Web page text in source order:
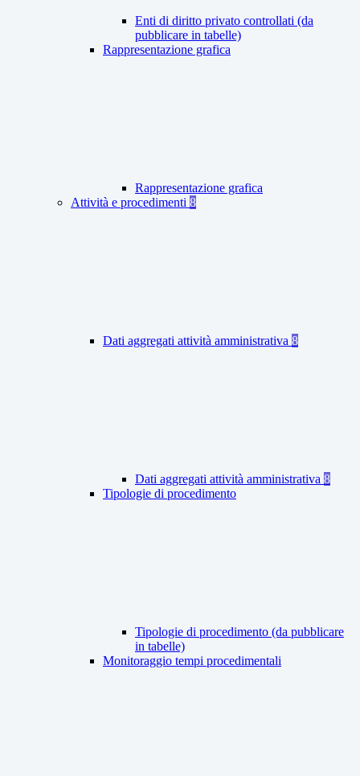
Enti di diritto privato controllati (da
pubblicare in tabelle)
Rappresentazione grafica
Rappresentazione grafica
Attività e procedimenti 8
Dati aggregati attività amministrativa 8
Dati aggregati attività amministrativa 8
Tipologie di procedimento
Tipologie di procedimento (da pubblicare
in tabelle)
Monitoraggio tempi procedimentali